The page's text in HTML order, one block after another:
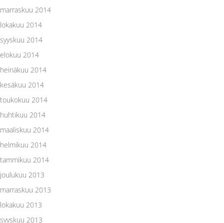
marraskuu 2014
lokakuu 2014
syyskuu 2014
elokuu 2014
heinäkuu 2014
kesäkuu 2014
toukokuu 2014
huhtikuu 2014
maaliskuu 2014
helmikuu 2014
tammikuu 2014
joulukuu 2013
marraskuu 2013
lokakuu 2013
syyskuu 2013